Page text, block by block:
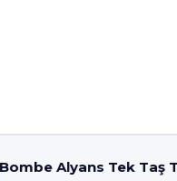
Alyans Tek Taş